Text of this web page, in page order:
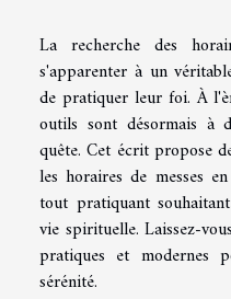
La recherche des
s'apparenter à un
de pratiquer leur foi. À
outils sont désormais à
quête. Cet écrit propose
les horaires de messes
tout pratiquant
vie spirituelle. Laissez-
pratiques et
sérénité.